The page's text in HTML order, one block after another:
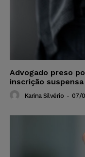
Advogado preso
inscrição suspensa
Karina Silvério - 07/